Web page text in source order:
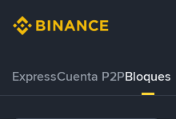
ExpressCuenta P2PBloques